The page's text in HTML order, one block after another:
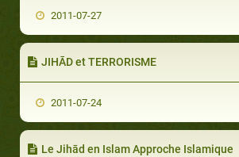
2011-07-27
JIHĀD et TERRORISME
2011-07-24
Le Jihād en Islam Approche Islamique